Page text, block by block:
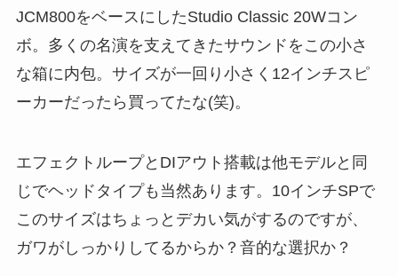
JCM800をベースにしたStudio Classic 20Wコン
ボ。多くの名演を支えてきたサウンドをこの小さ
な箱に内包。サイズが一回り小さく12インチスピ
ーカーだったら買ってたな(笑)。
エフェクトループとDIアウト搭載は他モデルと同
じでヘッドタイプも当然あります。10インチSPで
このサイズはちょっとデカい気がするのですが、
ガワがしっかりしてるからか？音的な選択か？